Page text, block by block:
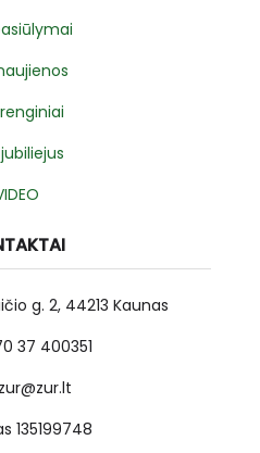
renginiai
jubiliejus
g. 2, 44213 Kaunas
37 400351
135199748